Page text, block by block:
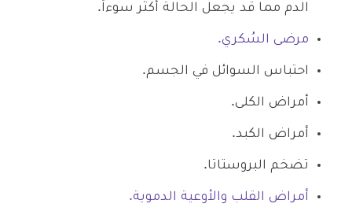
الدم مما قد يجعل الحالة أكثر سوءاً.
مرضى السُكري.
احتباس السوائل في الجسم.
أمراض الكلى.
أمراض الكبد.
تضخم البروستاتا.
أمراض القلب والأوعية الدموية.